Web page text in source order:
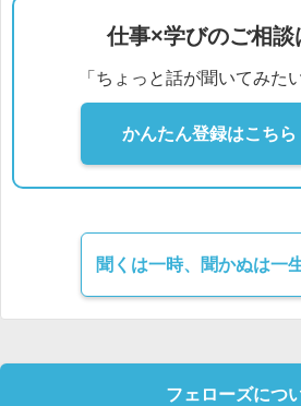
仕事×学びのご相談
「ちょっと話が聞いてみた
かんたん登録はこちら
聞くは一時、聞かぬは一
フェローズにつ